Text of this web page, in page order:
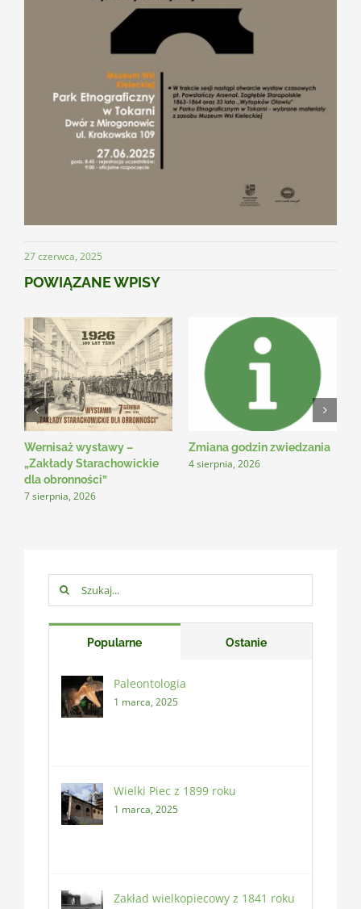
Szukaj:
Popularne Ostanie
Paleontologia
1 marca, 2025
Wielki Piec z 1899 roku
1 marca, 2025
Zakład wielkopiecowy z 1841 roku
27 czerwca, 2025
POWIĄZANE WPISY
Wernisaż wystawy –
„Zakłady Starachowickie
dla obronności”
7 sierpnia, 2026
Zmiana godzin zwiedzania
4 sierpnia, 2026